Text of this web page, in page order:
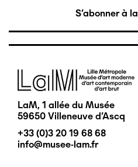
S'abonner à
Image
LaM, 1 allée du Musée
59650 Villeneuve d'Ascq
+33 (0)3 20 19 68 68
info@musee-lam.fr